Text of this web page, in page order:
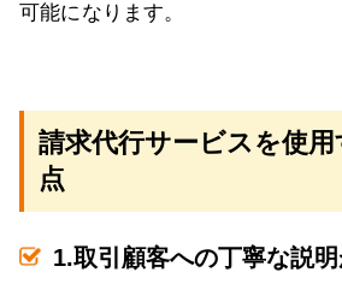
可能になります。
請求代行サービスを使
点
1.取引顧客への丁寧な説